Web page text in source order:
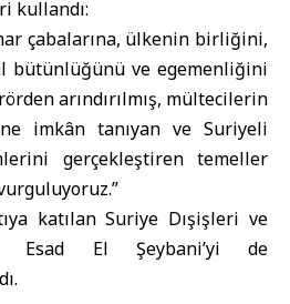
kullandı:
çabalarına, ülkenin birliğini,
bütünlüğünü ve egemenliğini
arındırılmış, mültecilerin
imkân tanıyan ve Suriyeli
gerçekleştiren temeller
katılan Suriye Dışişleri ve
Esad El Şeybani’yi de